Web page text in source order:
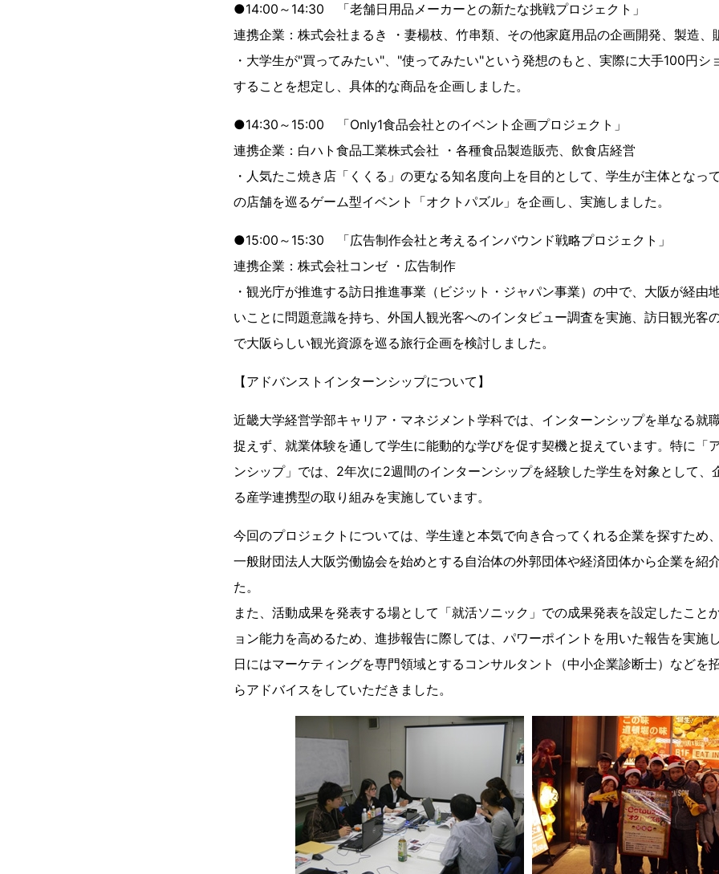
●14:00～14:30 「老舗日用品メーカーとの新たな挑戦プロジェクト」
連携企業：株式会社まるき ・妻楊枝、竹串類、その他家庭用品の企画開発、製造、
・大学生が"買ってみたい"、"使ってみたい"という発想のもと、実際に大手100円シ
することを想定し、具体的な商品を企画しました。
●14:30～15:00 「Only1食品会社とのイベント企画プロジェクト」
連携企業：白ハト食品工業株式会社 ・各種食品製造販売、飲食店経営
・人気たこ焼き店「くくる」の更なる知名度向上を目的として、学生が主体となっ
の店舗を巡るゲーム型イベント「オクトパズル」を企画し、実施しました。
●15:00～15:30 「広告制作会社と考えるインバウンド戦略プロジェクト」
連携企業：株式会社コンゼ ・広告制作
・観光庁が推進する訪日推進事業（ビジット・ジャパン事業）の中で、大阪が経由
いことに問題意識を持ち、外国人観光客へのインタビュー調査を実施、訪日観光客
で大阪らしい観光資源を巡る旅行企画を検討しました。
【アドバンストインターンシップについて】
近畿大学経営学部キャリア・マネジメント学科では、インターンシップを単なる就
捉えず、就業体験を通して学生に能動的な学びを促す契機と捉えています。特に「
ンシップ」では、2年次に2週間のインターンシップを経験した学生を対象として、
る産学連携型の取り組みを実施しています。
今回のプロジェクトについては、学生達と本気で向き合ってくれる企業を探すため
一般財団法人大阪労働協会を始めとする自治体の外郭団体や経済団体から企業を紹
た。
また、活動成果を発表する場として「就活ソニック」での成果発表を設定したこと
ョン能力を高めるため、進捗報告に際しては、パワーポイントを用いた報告を実施
日にはマーケティングを専門領域とするコンサルタント（中小企業診断士）などを
らアドバイスをしていただきました。